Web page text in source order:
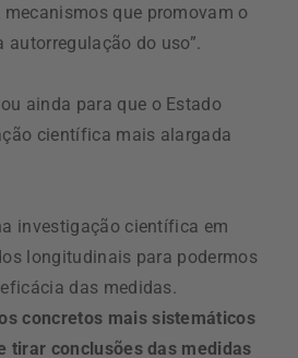
que promovam o
autorregulação do uso”.
ainda para que o Estado
científica mais alargada
investigação científica em
longitudinais para podermos
das medidas.
concretos mais sistemáticos
tirar conclusões das medidas